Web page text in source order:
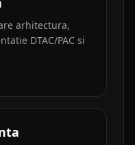
arhitectura,
DTAC/PAC si